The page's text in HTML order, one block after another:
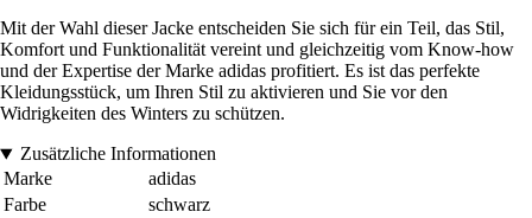
Mit der Wahl dieser Jacke entscheiden Sie sich für ein Teil, das Stil,
Komfort und Funktionalität vereint und gleichzeitig vom Know-how
und der Expertise der Marke adidas profitiert. Es ist das perfekte
Kleidungsstück, um Ihren Stil zu aktivieren und Sie vor den
Widrigkeiten des Winters zu schützen.
Zusätzliche Informationen
Marke
adidas
Farbe
schwarz